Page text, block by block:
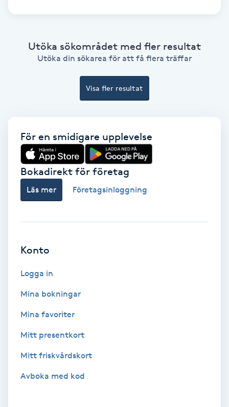
Ombre brows
Ombre naglar
Osteopati
Paraffinbehandling
Utöka sökområdet med fler resultat
Utöka din sökarea för att få flera träffar
Visa fler resultat
För en smidigare upplevelse
Bokadirekt för företag
Läs mer Företagsinloggning
Konto
Logga in
Mina bokningar
Mina favoriter
Mitt presentkort
Mitt friskvårdskort
Avboka med kod